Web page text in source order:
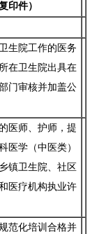
印件）
生院工作的医务
在卫生院出具在
门审核并加盖公
医师、护师，提
医学（中医类）
镇卫生院、社区
医疗机构执业许
范化培训合格并